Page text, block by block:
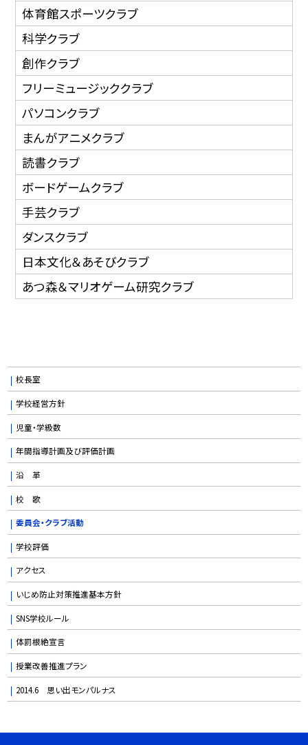
体育館スポーツクラブ
科学クラブ
創作クラブ
フリーミュージッククラブ
パソコンクラブ
まんがアニメクラブ
読書クラブ
ボードゲームクラブ
手芸クラブ
ダンスクラブ
日本文化＆あそびクラブ
あつ森＆マリオゲーム研究クラブ
校長室
学校経営方針
児童・学級数
年間指導計画及び評価計画
沿 革
校 歌
委員会・クラブ活動
学校評価
アクセス
いじめ防止対策推進基本方針
SNS学校ルール
体罰根絶宣言
授業改善推進プラン
2014.6 思い出モンパルナス